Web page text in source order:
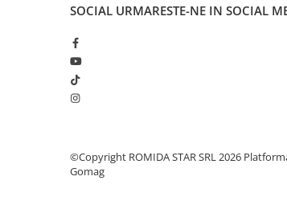
SOCIAL URMARESTE-NE IN SOCIAL
©Copyright ROMIDA STAR SRL 2026
Gomag